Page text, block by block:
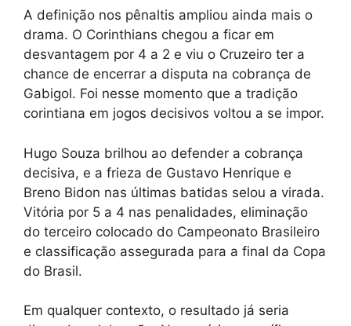
A definição nos pênaltis ampliou ainda mais o
drama. O Corinthians chegou a ficar em
desvantagem por 4 a 2 e viu o Cruzeiro ter a
chance de encerrar a disputa na cobrança de
Gabigol. Foi nesse momento que a tradição
corintiana em jogos decisivos voltou a se impor.
Hugo Souza brilhou ao defender a cobrança
decisiva, e a frieza de Gustavo Henrique e
Breno Bidon nas últimas batidas selou a virada.
Vitória por 5 a 4 nas penalidades, eliminação
do terceiro colocado do Campeonato Brasileiro
e classificação assegurada para a final da Copa
do Brasil.
Em qualquer contexto, o resultado já seria